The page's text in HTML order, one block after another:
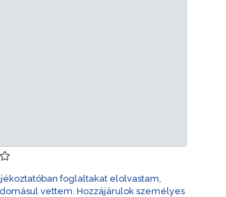
foglaltakat elolvastam,
vettem. Hozzájárulok személyes